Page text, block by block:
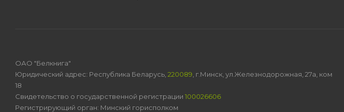
ОАО "Белкнига"
Юридический адрес: Республика Беларусь, 220089 , г.Минск, ул.Железнодорожная, 27а, ком
18
Свидетельство о государственной регистрации 100026606
Регистрирующий орган: Минский горисполком